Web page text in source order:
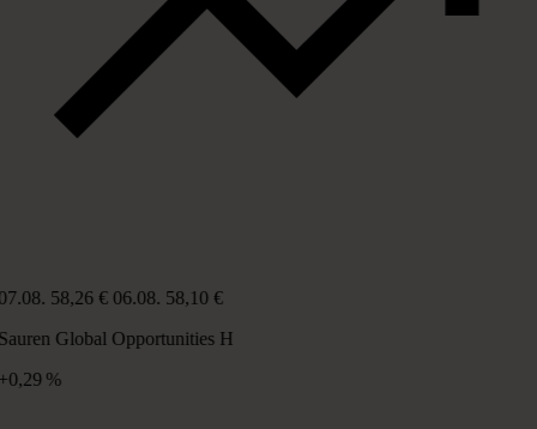
58,26 € 06.08. 58,10 €
Global Opportunities H
%